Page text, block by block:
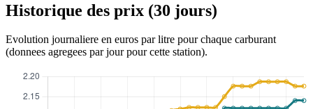
Historique des prix (30 jours)
Evolution journaliere en euros par litre pour chaque carburant
(donnees agregees par jour pour cette station).